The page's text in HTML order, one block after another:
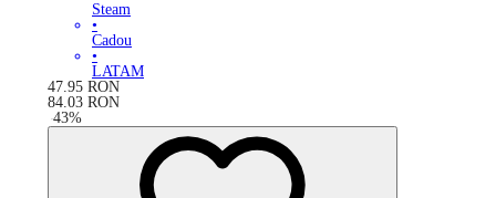
Steam
•
Cadou
•
LATAM
47.95 RON
84.03 RON
-43%